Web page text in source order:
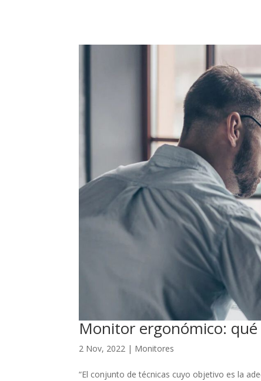
Monitor ergonómico:
2 Nov, 2022 | Monitores
“El conjunto de técnicas cuyo objetivo es la